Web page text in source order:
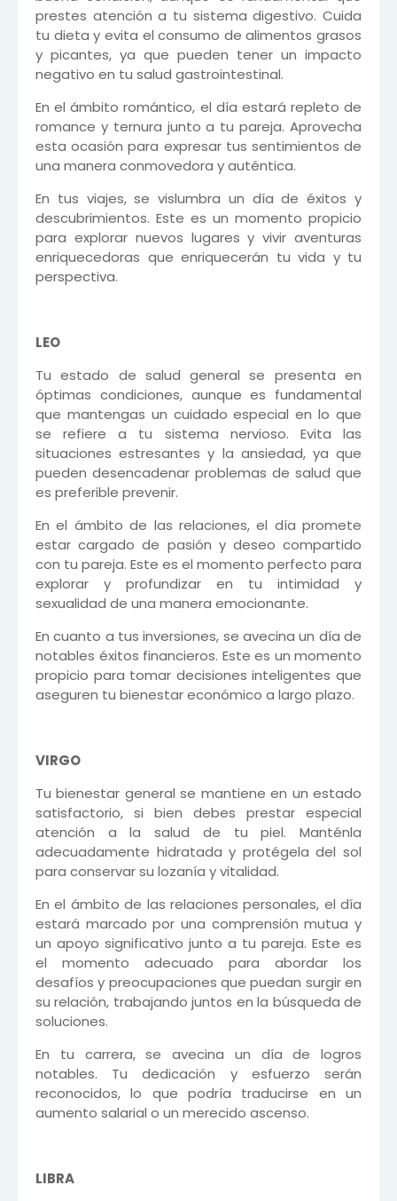
prestes atención a tu sistema digestivo. Cuida
tu dieta y evita el consumo de alimentos grasos
y picantes, ya que pueden tener un impacto
negativo en tu salud gastrointestinal.
En el ámbito romántico, el día estará repleto de
romance y ternura junto a tu pareja. Aprovecha
esta ocasión para expresar tus sentimientos de
una manera conmovedora y auténtica.
En tus viajes, se vislumbra un día de éxitos y
descubrimientos. Este es un momento propicio
para explorar nuevos lugares y vivir aventuras
enriquecedoras que enriquecerán tu vida y tu
perspectiva.
LEO
Tu estado de salud general se presenta en
óptimas condiciones, aunque es fundamental
que mantengas un cuidado especial en lo que
se refiere a tu sistema nervioso. Evita las
situaciones estresantes y la ansiedad, ya que
pueden desencadenar problemas de salud que
es preferible prevenir.
En el ámbito de las relaciones, el día promete
estar cargado de pasión y deseo compartido
con tu pareja. Este es el momento perfecto para
explorar y profundizar en tu intimidad y
sexualidad de una manera emocionante.
En cuanto a tus inversiones, se avecina un día de
notables éxitos financieros. Este es un momento
propicio para tomar decisiones inteligentes que
aseguren tu bienestar económico a largo plazo.
VIRGO
Tu bienestar general se mantiene en un estado
satisfactorio, si bien debes prestar especial
atención a la salud de tu piel. Manténla
adecuadamente hidratada y protégela del sol
para conservar su lozanía y vitalidad.
En el ámbito de las relaciones personales, el día
estará marcado por una comprensión mutua y
un apoyo significativo junto a tu pareja. Este es
el momento adecuado para abordar los
desafíos y preocupaciones que puedan surgir en
su relación, trabajando juntos en la búsqueda de
soluciones.
En tu carrera, se avecina un día de logros
notables. Tu dedicación y esfuerzo serán
reconocidos, lo que podría traducirse en un
aumento salarial o un merecido ascenso.
LIBRA